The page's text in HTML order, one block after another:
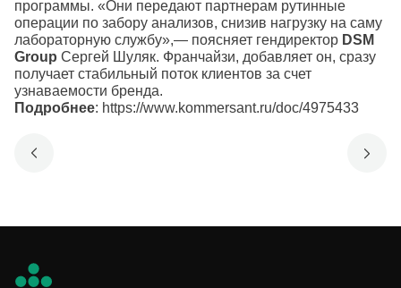
программы. «Они передают партнерам рутинные
операции по забору анализов, снизив нагрузку на саму
лабораторную службу»,— поясняет гендиректор DSM
Group Сергей Шуляк. Франчайзи, добавляет он, сразу
получает стабильный поток клиентов за счет
узнаваемости бренда.
Подробнее: https://www.kommersant.ru/doc/4975433